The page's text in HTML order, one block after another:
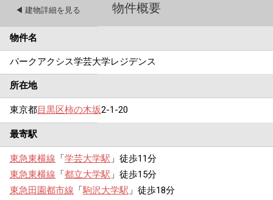
物件概要
◀︎ 建物詳細を見る
物件名
パークアクシス学芸大学レジデンス
所在地
東京都目黒区柿の木坂2-1-20
最寄駅
東急東横線 「学芸大学駅 」徒歩11分
東急東横線 「都立大学駅 」徒歩15分
東急田園都市線 「駒沢大学駅 」徒歩18分